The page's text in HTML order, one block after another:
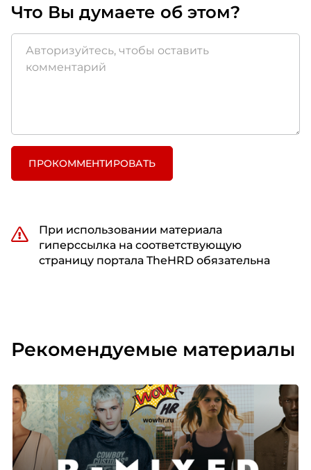
Что Вы думаете об этом?
ПРОКОММЕНТИРОВАТЬ
При использовании материала
гиперссылка на соответствующую
страницу портала TheHRD обязательна
Рекомендуемые материалы